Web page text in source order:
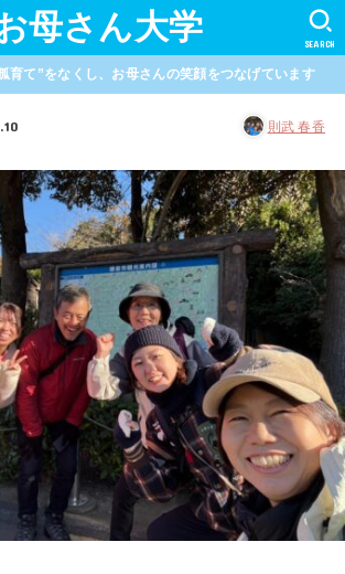
母さん大学 SEARCH
育て”をなくし、お母さんの笑顔をつなげています
則武 春香